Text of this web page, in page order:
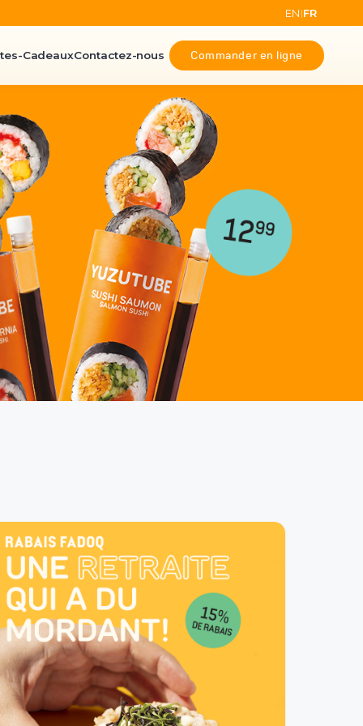
EN |FR
CadeauxContactez-nous Commander en ligne